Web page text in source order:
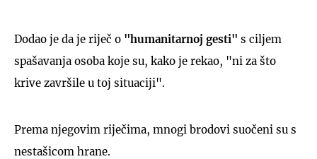
Dodao je da je riječ o "humanitarnoj gesti" s ciljem
spašavanja osoba koje su, kako je rekao, "ni za što
krive završile u toj situaciji".
Prema njegovim riječima, mnogi brodovi suočeni su s
nestašicom hrane.